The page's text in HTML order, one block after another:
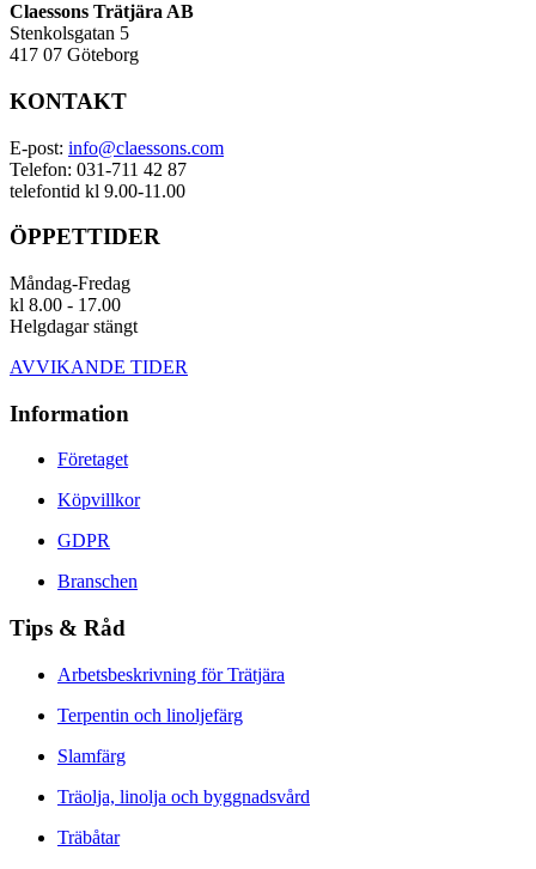
Claessons Trätjära AB
Stenkolsgatan 5
417 07 Göteborg
KONTAKT
E-post: info@claessons.com
Telefon: 031-711 42 87
telefontid kl 9.00-11.00
ÖPPETTIDER
Måndag-Fredag
kl 8.00 - 17.00
Helgdagar stängt
AVVIKANDE TIDER
Information
Företaget
Köpvillkor
GDPR
Branschen
Tips & Råd
Arbetsbeskrivning för Trätjära
Terpentin och linoljefärg
Slamfärg
Träolja, linolja och byggnadsvård
Träbåtar